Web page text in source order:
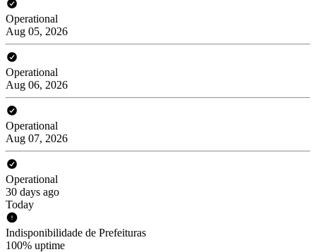
Operational
Aug 05, 2026
Operational
Aug 06, 2026
Operational
Aug 07, 2026
Operational
30 days ago
Today
Indisponibilidade de Prefeituras
100% uptime